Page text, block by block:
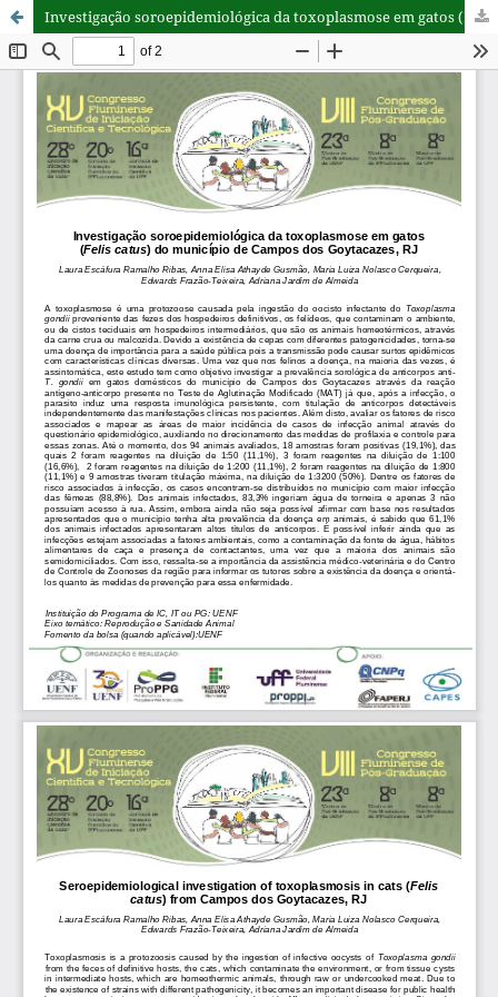
Investigação soroepidemiológica da toxoplasmose em gatos (Felis catus) do município de Campos dos Goytacazes, RJ